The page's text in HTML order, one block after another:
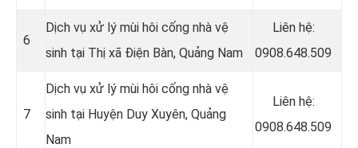
6
Dịch vụ xử lý mùi hôi cống nhà vệ
sinh tại Thị xã Điện Bàn, Quảng Nam
Liên hệ:
0908.648.509
7
Dịch vụ xử lý mùi hôi cống nhà vệ
sinh tại Huyện Duy Xuyên, Quảng
Nam
Liên hệ:
0908.648.509